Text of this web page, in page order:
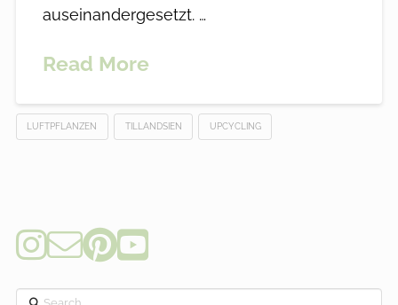
auseinandergesetzt. …
Read More
LUFTPFLANZEN TILLANDSIEN UPCYCLING
Search